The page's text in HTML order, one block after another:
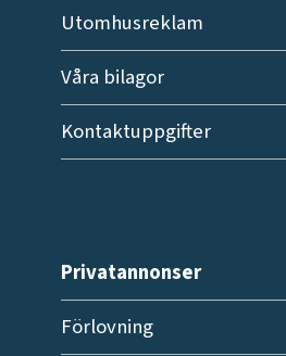
Utomhusreklam
Våra bilagor
Kontaktuppgifter
Privatannonser
Förlovning